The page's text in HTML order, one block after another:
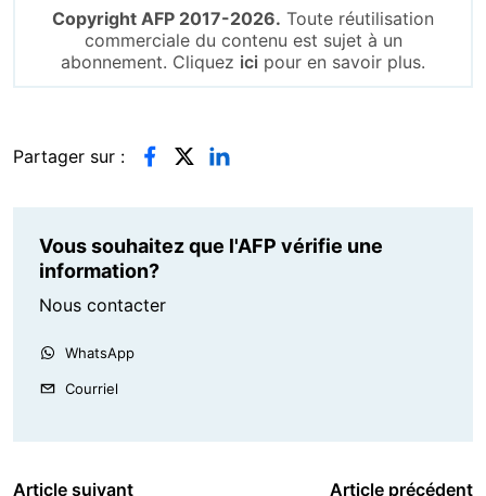
Copyright AFP 2017-2026. Toute réutilisation
commerciale du contenu est sujet à un
abonnement. Cliquez ici pour en savoir plus.
Partager sur :
Vous souhaitez que l'AFP vérifie une
information?
Nous contacter
WhatsApp
Courriel
Article suivant Article précédent